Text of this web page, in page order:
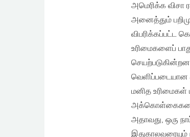
அமெரிக்க
அனைத்தும்
விபரிக்கப்பட்ட
உரிமைகளைப்
வெளிப்படையான
மனித உரிமைகள்
அக்கொள்கைகளை
அதாவது, ஒரு